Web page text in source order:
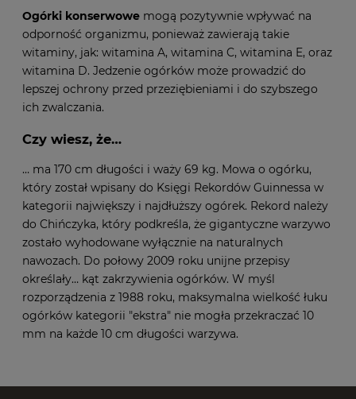
Ogórki konserwowe mogą pozytywnie wpływać na
odporność organizmu, ponieważ zawierają takie
witaminy, jak: witamina A, witamina C, witamina E, oraz
witamina D. Jedzenie ogórków może prowadzić do
lepszej ochrony przed przeziębieniami i do szybszego
ich zwalczania.
Czy wiesz, że…
… ma 170 cm długości i waży 69 kg. Mowa o ogórku,
który został wpisany do Księgi Rekordów Guinnessa w
kategorii największy i najdłuższy ogórek. Rekord należy
do Chińczyka, który podkreśla, że gigantyczne warzywo
zostało wyhodowane wyłącznie na naturalnych
nawozach. Do połowy 2009 roku unijne przepisy
określały… kąt zakrzywienia ogórków. W myśl
rozporządzenia z 1988 roku, maksymalna wielkość łuku
ogórków kategorii "ekstra" nie mogła przekraczać 10
mm na każde 10 cm długości warzywa.